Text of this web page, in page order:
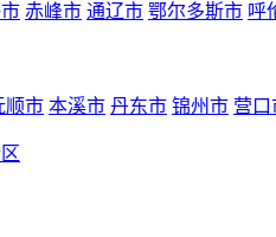
赤峰市 通辽市 鄂尔多斯市 呼
顺市 本溪市 丹东市 锦州市 营口